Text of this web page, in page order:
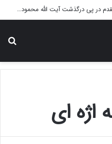
پیام تسلیت آیت الله مصباحی مقدم در پی درگذشت آیت الله محمودی گلپایگانی
اژه ای